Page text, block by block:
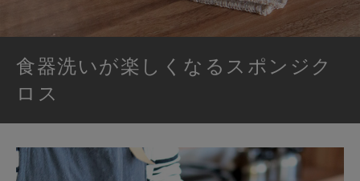
食器洗いが楽しくなるスポンジク
ロス